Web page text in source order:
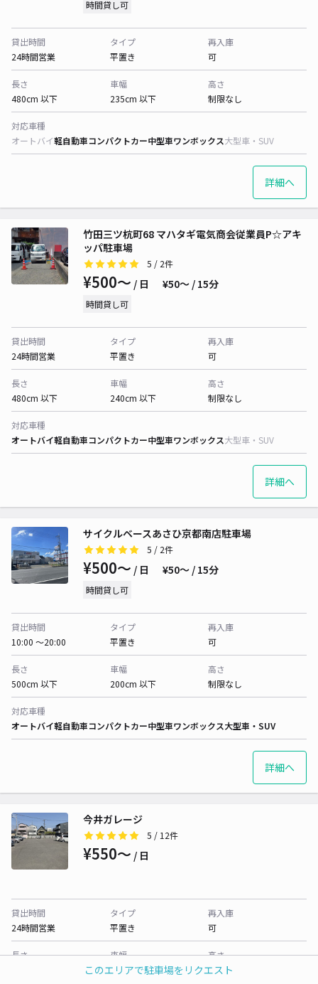
このエリアで駐車場をリクエスト
時間貸し可
貸出時間
24時間営業
タイプ
平置き
再入庫
可
長さ
480cm 以下
車幅
235cm 以下
高さ
制限なし
対応車種
オートバイ軽自動車コンパクトカー中型車ワンボックス大型車・SUV
詳細へ
竹田三ツ杭町68 マハタギ電気商会従業員P☆アキ
ッパ駐車場
5 / 2件
¥500〜 / 日 ¥50〜 / 15分
時間貸し可
貸出時間
24時間営業
タイプ
平置き
再入庫
可
長さ
480cm 以下
車幅
240cm 以下
高さ
制限なし
対応車種
オートバイ軽自動車コンパクトカー中型車ワンボックス大型車・SUV
詳細へ
サイクルベースあさひ京都南店駐車場
5 / 2件
¥500〜 / 日 ¥50〜 / 15分
時間貸し可
貸出時間
10:00 〜20:00
タイプ
平置き
再入庫
可
長さ
500cm 以下
車幅
200cm 以下
高さ
制限なし
対応車種
オートバイ軽自動車コンパクトカー中型車ワンボックス大型車・SUV
詳細へ
今井ガレージ
5 / 12件
¥550〜 / 日
貸出時間
24時間営業
タイプ
平置き
再入庫
可
長さ
車幅
230cm 以下
高さ
制限なし